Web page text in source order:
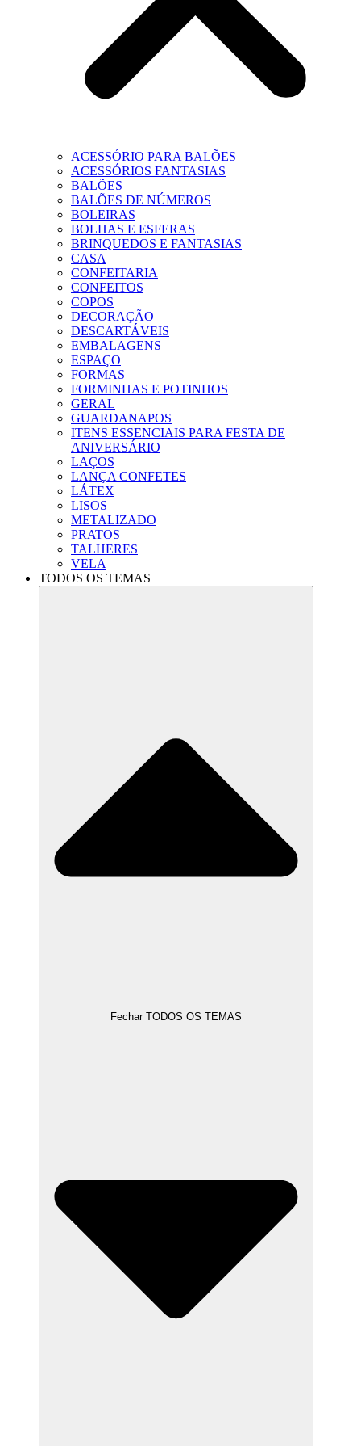
ACESSÓRIO PARA BALÕES
ACESSÓRIOS FANTASIAS
BALÕES
BALÕES DE NÚMEROS
BOLEIRAS
BOLHAS E ESFERAS
BRINQUEDOS E FANTASIAS
CASA
CONFEITARIA
CONFEITOS
COPOS
DECORAÇÃO
DESCARTÁVEIS
EMBALAGENS
ESPAÇO
FORMAS
FORMINHAS E POTINHOS
GERAL
GUARDANAPOS
ITENS ESSENCIAIS PARA FESTA DE
ANIVERSÁRIO
LAÇOS
LANÇA CONFETES
LÁTEX
LISOS
METALIZADO
PRATOS
TALHERES
VELA
TODOS OS TEMAS
Fechar TODOS OS TEMAS